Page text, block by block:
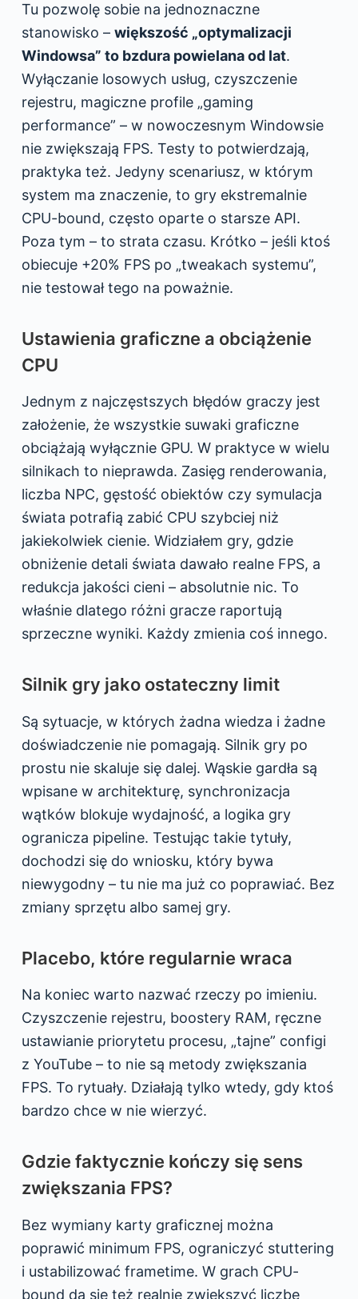
Tu pozwolę sobie na jednoznaczne
stanowisko – większość „optymalizacji
Windowsa” to bzdura powielana od lat.
Wyłączanie losowych usług, czyszczenie
rejestru, magiczne profile „gaming
performance” – w nowoczesnym Windowsie
nie zwiększają FPS. Testy to potwierdzają,
praktyka też. Jedyny scenariusz, w którym
system ma znaczenie, to gry ekstremalnie
CPU-bound, często oparte o starsze API.
Poza tym – to strata czasu. Krótko – jeśli ktoś
obiecuje +20% FPS po „tweakach systemu”,
nie testował tego na poważnie.
Ustawienia graficzne a obciążenie
CPU
Jednym z najczęstszych błędów graczy jest
założenie, że wszystkie suwaki graficzne
obciążają wyłącznie GPU. W praktyce w wielu
silnikach to nieprawda. Zasięg renderowania,
liczba NPC, gęstość obiektów czy symulacja
świata potrafią zabić CPU szybciej niż
jakiekolwiek cienie. Widziałem gry, gdzie
obniżenie detali świata dawało realne FPS, a
redukcja jakości cieni – absolutnie nic. To
właśnie dlatego różni gracze raportują
sprzeczne wyniki. Każdy zmienia coś innego.
Silnik gry jako ostateczny limit
Są sytuacje, w których żadna wiedza i żadne
doświadczenie nie pomagają. Silnik gry po
prostu nie skaluje się dalej. Wąskie gardła są
wpisane w architekturę, synchronizacja
wątków blokuje wydajność, a logika gry
ogranicza pipeline. Testując takie tytuły,
dochodzi się do wniosku, który bywa
niewygodny – tu nie ma już co poprawiać. Bez
zmiany sprzętu albo samej gry.
Placebo, które regularnie wraca
Na koniec warto nazwać rzeczy po imieniu.
Czyszczenie rejestru, boostery RAM, ręczne
ustawianie priorytetu procesu, „tajne” configi
z YouTube – to nie są metody zwiększania
FPS. To rytuały. Działają tylko wtedy, gdy ktoś
bardzo chce w nie wierzyć.
Gdzie faktycznie kończy się sens
zwiększania FPS?
Bez wymiany karty graficznej można
poprawić minimum FPS, ograniczyć stuttering
i ustabilizować frametime. W grach CPU-
bound da się też realnie zwiększyć liczbę